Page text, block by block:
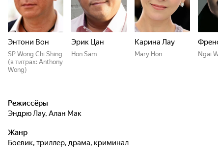
Энтони Вон
SP Wong Chi Shing
(в титрах: Anthony
Wong)
Эрик Цан
Hon Sam
Карина Лау
Mary Hon Ngai
Режиссёры
Эндрю Лау, Алан Мак
Жанр
боевик, триллер, драма, криминал